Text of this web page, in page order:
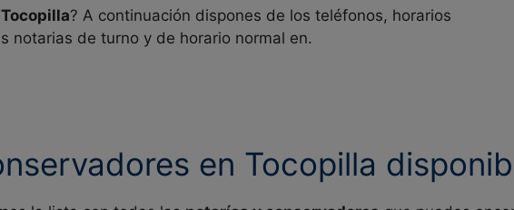
Tocopilla? A continuación dispones de los teléfonos, horarios
notarias de turno y de horario normal en.
en Tocopilla